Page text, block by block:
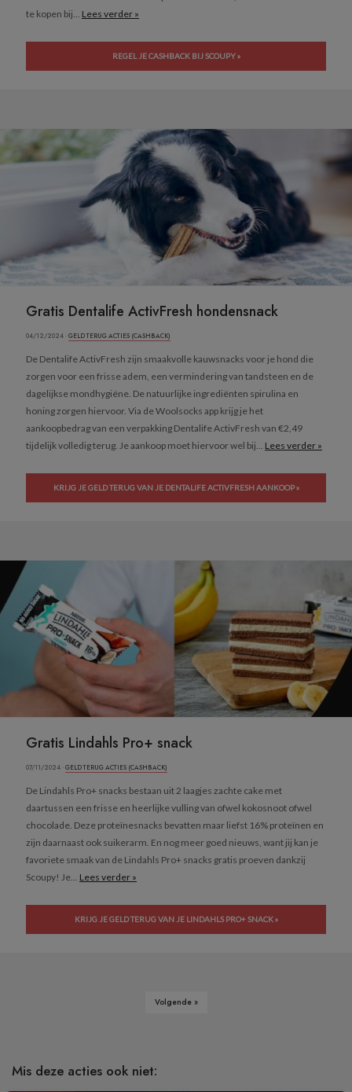
te kopen bij... Lees verder »
REGEL JE CASHBACK BIJ SCOUPY »
Gratis Dentalife ActivFresh hondensnack
04/12/2024 ·GELD TERUG ACTIES (CASHBACK)
De Dentalife ActivFresh zijn smaakvolle kauwsnacks voor je hond die
zorgen voor een frisse adem, een vermindering van tandsteen en de
dagelijkse mondhygiëne. De natuurlijke ingrediënten spirulina en
honing zorgen hiervoor. Via de Woolsocks app krijg je het
aankoopbedrag van een verpakking Dentalife ActivFresh van €2,49
tijdelijk volledig terug. Je aankoop moet hiervoor wel bij... Lees verder »
KRIJG JE GELD TERUG VAN JE DENTALIFE ACTIVFRESH AANKOOP »
Gratis Lindahls Pro+ snack
07/11/2024 ·GELD TERUG ACTIES (CASHBACK)
De Lindahls Pro+ snacks bestaan uit 2 laagjes zachte cake met
daartussen een frisse en heerlijke vulling van ofwel kokosnoot ofwel
chocolade. Deze proteïnesnacks bevatten maar liefst 16% proteïnen en
zijn daarnaast ook suikerarm. En nog meer goed nieuws, want jij kan je
favoriete smaak van de Lindahls Pro+ snacks gratis proeven dankzij
Scoupy! Je... Lees verder »
KRIJG JE GELD TERUG VAN JE LINDAHLS PRO+ SNACK »
Volgende »
Mis deze acties ook niet: